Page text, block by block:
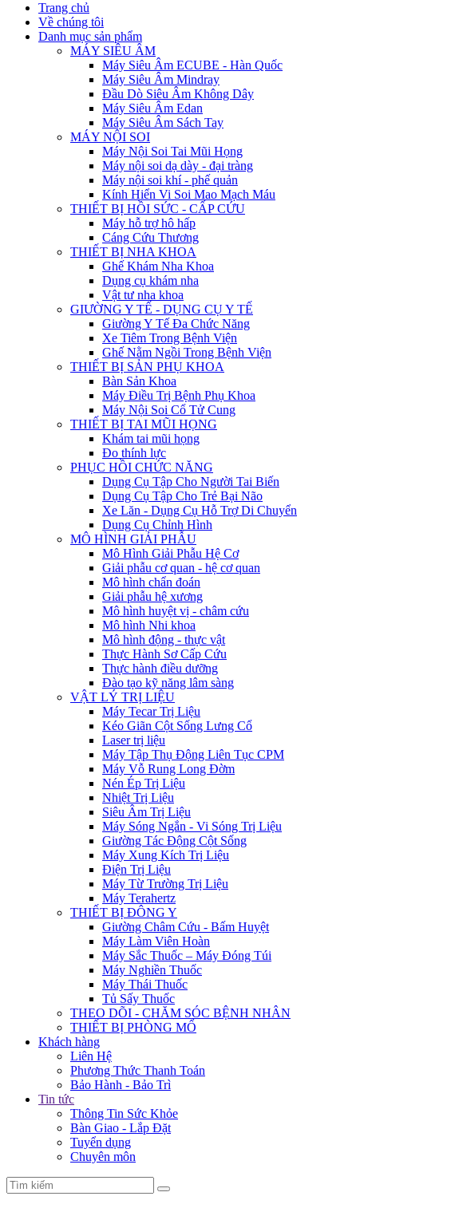
Trang chủ
Về chúng tôi
Danh mục sản phẩm
MÁY SIÊU ÂM
Máy Siêu Âm ECUBE - Hàn Quốc
Máy Siêu Âm Mindray
Đầu Dò Siêu Âm Không Dây
Máy Siêu Âm Edan
Máy Siêu Âm Sách Tay
MÁY NỘI SOI
Máy Nội Soi Tai Mũi Họng
Máy nội soi dạ dày - đại tràng
Máy nội soi khí - phế quản
Kính Hiển Vi Soi Mao Mạch Máu
THIẾT BỊ HỒI SỨC - CẤP CỨU
Máy hỗ trợ hô hấp
Cáng Cứu Thương
THIẾT BỊ NHA KHOA
Ghế Khám Nha Khoa
Dụng cụ khám nha
Vật tư nha khoa
GIƯỜNG Y TẾ - DỤNG CỤ Y TẾ
Giường Y Tế Đa Chức Năng
Xe Tiêm Trong Bệnh Viện
Ghế Nằm Ngồi Trong Bệnh Viện
THIẾT BỊ SẢN PHỤ KHOA
Bàn Sản Khoa
Máy Điều Trị Bệnh Phụ Khoa
Máy Nội Soi Cổ Tử Cung
THIẾT BỊ TAI MŨI HỌNG
Khám tai mũi họng
Đo thính lực
PHỤC HỒI CHỨC NĂNG
Dụng Cụ Tập Cho Người Tai Biến
Dụng Cụ Tập Cho Trẻ Bại Não
Xe Lăn - Dụng Cụ Hỗ Trợ Di Chuyển
Dụng Cụ Chỉnh Hình
MÔ HÌNH GIẢI PHẪU
Mô Hình Giải Phẫu Hệ Cơ
Giải phẫu cơ quan - hệ cơ quan
Mô hình chẩn đoán
Giải phẫu hệ xương
Mô hình huyệt vị - châm cứu
Mô hình Nhi khoa
Mô hình động - thực vật
Thực Hành Sơ Cấp Cứu
Thực hành điều dưỡng
Đào tạo kỹ năng lâm sàng
VẬT LÝ TRỊ LIỆU
Máy Tecar Trị Liệu
Kéo Giãn Cột Sống Lưng Cổ
Laser trị liệu
Máy Tập Thụ Động Liên Tục CPM
Máy Vỗ Rung Long Đờm
Nén Ép Trị Liệu
Nhiệt Trị Liệu
Siêu Âm Trị Liệu
Máy Sóng Ngắn - Vi Sóng Trị Liệu
Giường Tác Động Cột Sống
Máy Xung Kích Trị Liệu
Điện Trị Liệu
Máy Từ Trường Trị Liệu
Máy Terahertz
THIẾT BỊ ĐÔNG Y
Giường Châm Cứu - Bấm Huyệt
Máy Làm Viên Hoàn
Máy Sắc Thuốc – Máy Đóng Túi
Máy Nghiền Thuốc
Máy Thái Thuốc
Tủ Sấy Thuốc
THEO DÕI - CHĂM SÓC BỆNH NHÂN
THIẾT BỊ PHÒNG MỔ
Khách hàng
Liên Hệ
Phương Thức Thanh Toán
Bảo Hành - Bảo Trì
Tin tức
Thông Tin Sức Khỏe
Bàn Giao - Lắp Đặt
Tuyển dụng
Chuyên môn